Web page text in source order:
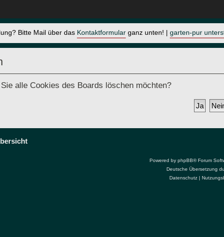
Bitte Mail über das Kontaktformular ganz unten! | garten-pur
alle Cookies des Boards löschen möchten?
Powered by phpBB® Forum
Deutsche Übersetzung
Datenschutz|